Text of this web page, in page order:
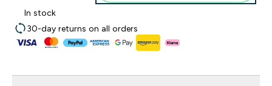
In stock
30-day returns on all orders